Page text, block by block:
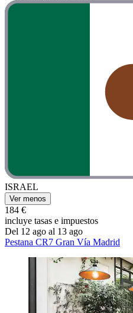
ISRAEL
Ver menos
184 €
incluye tasas e impuestos
Del 12 ago al 13 ago
Pestana CR7 Gran Vía Madrid